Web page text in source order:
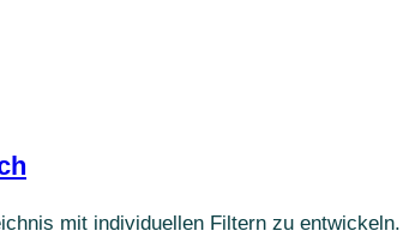
mit individuellen Filtern zu entwickeln.